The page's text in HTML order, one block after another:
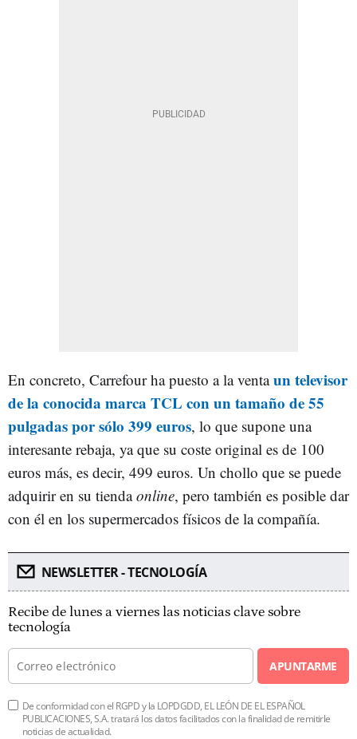
En concreto, Carrefour ha puesto a la ventaun televisor
de la conocida marca TCL con un tamaño de 55
pulgadas por sólo 399 euros, lo que supone una
interesante rebaja, ya que su coste original es de 100
euros más, es decir, 499 euros. Un chollo que se puede
adquirir en su tiendaonline, pero también es posible dar
con él en los supermercados físicos de la compañía.
NEWSLETTER - TECNOLOGÍA
Recibe de lunes a viernes las noticias clave sobre
tecnología
APUNTARME
De conformidad con el RGPD y la LOPDGDD, EL LEÓN DE EL ESPAÑOL
PUBLICACIONES, S.A. tratará los datos facilitados con la finalidad de remitirle
noticias de actualidad.